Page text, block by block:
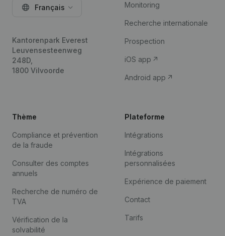
Français
Kantorenpark Everest
Leuvensesteenweg
248D,
1800 Vilvoorde
Monitoring
Recherche internationale
Prospection
iOS app
Android app
Thème
Compliance et prévention
de la fraude
Consulter des comptes
annuels
Recherche de numéro de
TVA
Vérification de la
solvabilité
Plateforme
Intégrations
Intégrations
personnalisées
Expérience de paiement
Contact
Tarifs